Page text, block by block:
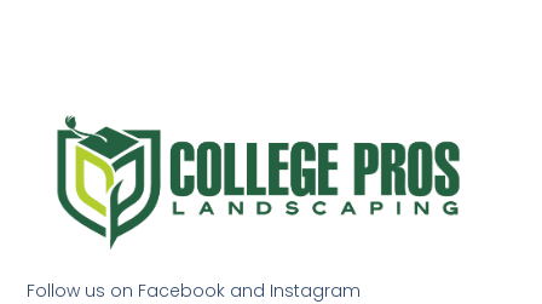
Follow us on Facebook and Instagram